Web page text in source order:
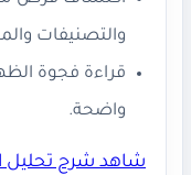
والتصنيفات
قراءة فجوة
واضحة.
شاهد شرح تحليل